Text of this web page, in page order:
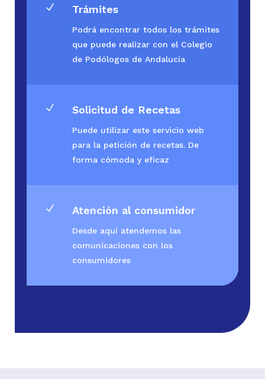
N Trámites
Podrá encontrar todos los trámites
que puede realizar con el Colegio
de Podólogos de Andalucía
N Solicitud de Recetas
Puede utilizar este servicio web
para la petición de recetas. De
forma cómoda y eficaz
N Atención al consumidor
Desde aquí atendemos las
comunicaciones con los
consumidores